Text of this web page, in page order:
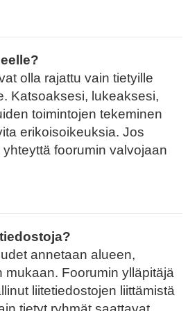
olla rajattu vain tietyille
Katsoaksesi, lukeaksesi,
toimintojen tekeminen
erikoisoikeuksia. Jos
foorumin valvojaan
annetaan alueen,
mukaan. Foorumin ylläpitäjä
liitetiedostojen liittämistä